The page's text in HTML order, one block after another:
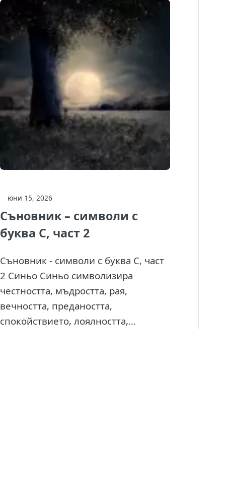
юни 15, 2026
Съновник – символи с
буква С, част 2
Съновник - символи с буква С, част
2 Синьо Синьо символизира
честността, мъдростта, рая,
вечността, предаността,
спокойствието, лоялността,...